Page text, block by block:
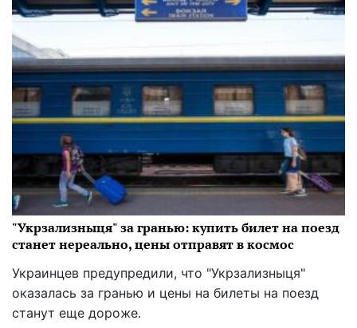
"Укрзализныця" за гранью: купить билет на поезд
станет нереально, цены отправят в космос
Украинцев предупредили, что "Укрзализныця"
оказалась за гранью и цены на билеты на поезд
станут еще дороже.